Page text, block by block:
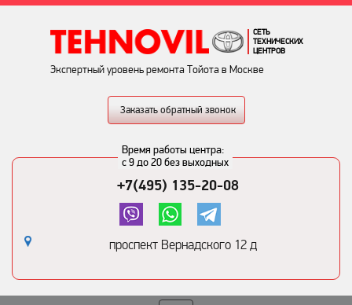
СЕТЬ
ТЕХНИЧЕСКИХ
ЦЕНТРОВ
Экспертный уровень ремонта Тойота в Москве
Заказать обратный звонок
Время работы центра:
с 9 до 20 без выходных
+7(495) 135-20-08
проспект Вернадского 12 д